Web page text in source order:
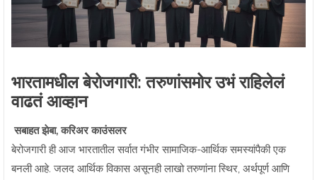
भारतामधील बेरोजगारी: तरुणांसमोर उभं राहिलेलं
वाढतं आव्हान
सबाहत झेबा, करिअर काउंसलर
बेरोजगारी ही आज भारतातील सर्वात गंभीर सामाजिक-आर्थिक समस्यांपैकी एक
बनली आहे. जलद आर्थिक विकास असूनही लाखो तरुणांना स्थिर, अर्थपूर्ण आणि